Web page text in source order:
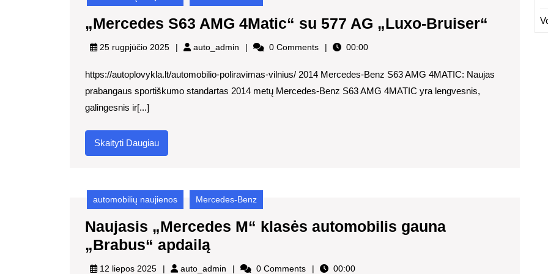
„Mercedes S63 AMG 4Matic“ su 577 AG „Luxo-Bruiser“
4Matic“
25 rugpjūčio 2025 auto_admin auto_admin0 Comments 00:00
https://autoplovykla.lt/automobilio-poliravimas-vilnius/ 2014 Mercedes-Benz S63 AMG 4MATIC: Naujas
prabangaus sportiškumo standartas 2014 metų Mercedes-Benz S63 AMG 4MATIC yra lengvesnis,
galingesnis ir[...]
Skaityti DaugiauSkaityti
Daugiau
automobilių naujienos Mercedes-Benz
Naujasis „Mercedes M“ klasės automobilis gauna
„Brabus“ apdailąNaujasis
„Mercedes
12 liepos 2025 auto_admin auto_admin0 Comments 00:00